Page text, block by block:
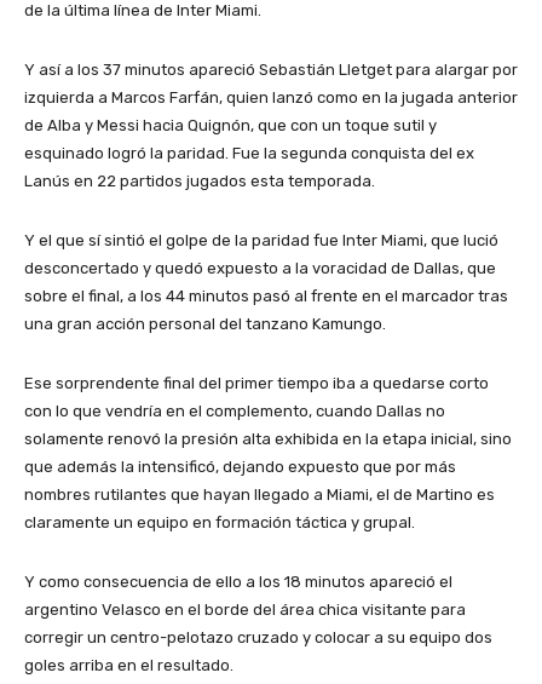
de la última línea de Inter Miami.
Y así a los 37 minutos apareció Sebastián Lletget para alargar por
izquierda a Marcos Farfán, quien lanzó como en la jugada anterior
de Alba y Messi hacia Quignón, que con un toque sutil y
esquinado logró la paridad. Fue la segunda conquista del ex
Lanús en 22 partidos jugados esta temporada.
Y el que sí sintió el golpe de la paridad fue Inter Miami, que lució
desconcertado y quedó expuesto a la voracidad de Dallas, que
sobre el final, a los 44 minutos pasó al frente en el marcador tras
una gran acción personal del tanzano Kamungo.
Ese sorprendente final del primer tiempo iba a quedarse corto
con lo que vendría en el complemento, cuando Dallas no
solamente renovó la presión alta exhibida en la etapa inicial, sino
que además la intensificó, dejando expuesto que por más
nombres rutilantes que hayan llegado a Miami, el de Martino es
claramente un equipo en formación táctica y grupal.
Y como consecuencia de ello a los 18 minutos apareció el
argentino Velasco en el borde del área chica visitante para
corregir un centro-pelotazo cruzado y colocar a su equipo dos
goles arriba en el resultado.